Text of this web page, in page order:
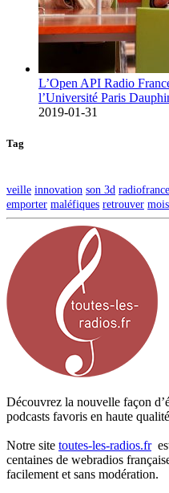
L’Open API Radio
l’Université Paris
2019-01-31
Tag
veille innovation son 3d radiofrance
emporter maléfiques retrouver
Découvrez la nouvelle façon
podcasts favoris en haute
Notre site toutes-les-radios.fr
centaines de webradios
facilement et sans modération.